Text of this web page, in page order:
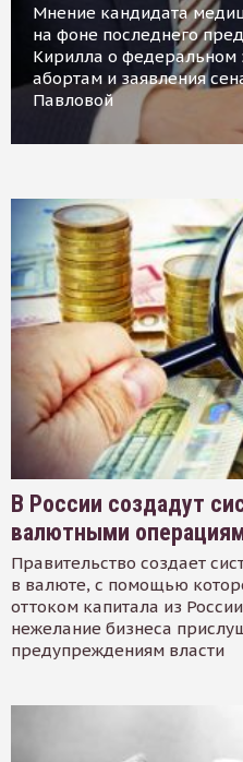
Мнение кандидата
на фоне последнего
Кирилла о федеральном
абортам и заявления
Павловой
В России создадут
валютными
Правительство создает
в валюте, с помощью
оттоком капитала из
нежелание бизнеса
предупреждениям власти